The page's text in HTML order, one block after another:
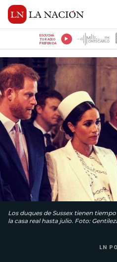
ESCUCHÁ
TU RADIO
PREFERIDA
Los duques de Sussex tienen
la casa real hasta julio. Foto:
LN